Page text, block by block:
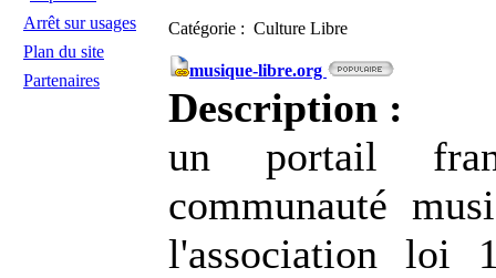
Arrêt sur usages
Plan du site
Partenaires
Catégorie : Culture Libre
musique-libre.org
Description :
un portail
communauté
l'association loi